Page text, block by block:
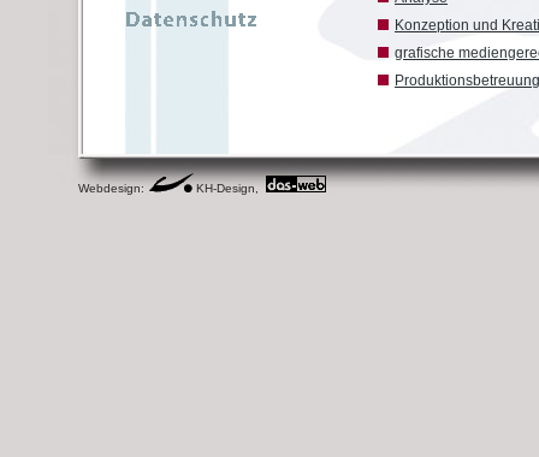
Konzeption und
grafische
Produktionsbetreuung
Webdesign: KH-Design,